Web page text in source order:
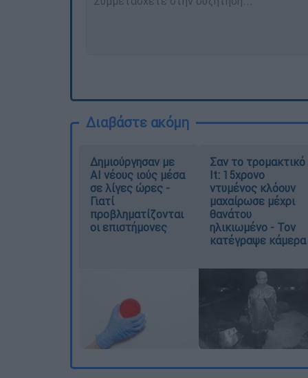
Διαβάστε ακόμη
Δημιούργησαν με
AI νέους ιούς μέσα
σε λίγες ώρες -
Γιατί
προβληματίζονται
οι επιστήμονες
Σαν το τρομακτικό
It: 15χρονο
ντυμένος κλόουν
μαχαίρωσε μέχρι
θανάτου
ηλικιωμένο - Τον
κατέγραψε κάμερα